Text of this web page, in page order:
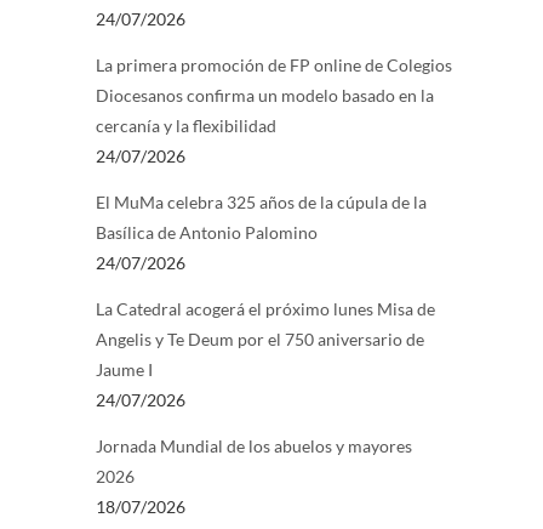
24/07/2026
La primera promoción de FP online de Colegios
Diocesanos confirma un modelo basado en la
cercanía y la flexibilidad
24/07/2026
El MuMa celebra 325 años de la cúpula de la
Basílica de Antonio Palomino
24/07/2026
La Catedral acogerá el próximo lunes Misa de
Angelis y Te Deum por el 750 aniversario de
Jaume I
24/07/2026
Jornada Mundial de los abuelos y mayores
2026
18/07/2026